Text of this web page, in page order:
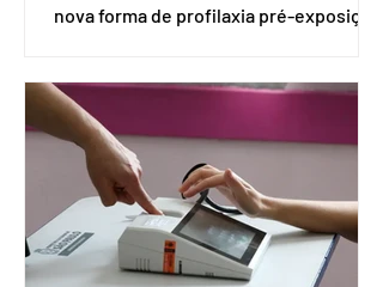
nova forma de profilaxia pré-exposição
medicamento carbotegravir, que
impede a replicação do vírus de forma
prolongada e pode ser tomado a cada
dois meses. O pedido de inclusão vai
ser encaminhado pelo Ministério da
Saúde à Comissão Nacional de
Incorporação de Novas Tecnologias no